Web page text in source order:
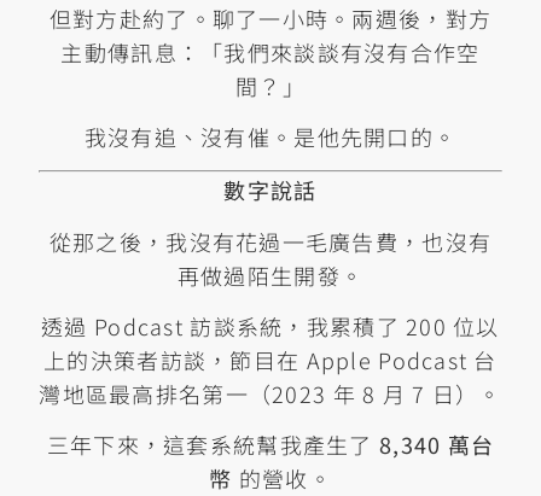
但對方赴約了。聊了一小時。兩週後，對方
主動傳訊息：「我們來談談有沒有合作空
間？」
我沒有追、沒有催。是他先開口的。
數字說話
從那之後，我沒有花過一毛廣告費，也沒有
再做過陌生開發。
透過 Podcast 訪談系統，我累積了 200 位以
上的決策者訪談，節目在 Apple Podcast 台
灣地區最高排名第一（2023 年 8 月 7 日）。
三年下來，這套系統幫我產生了 8,340 萬台
幣 的營收。